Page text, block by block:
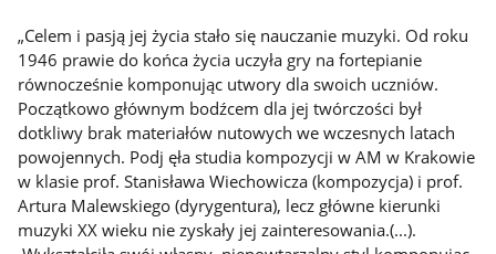
„Celem i pasją jej życia stało się nauczanie muzyki. Od roku
1946 prawie do końca życia uczyła gry na fortepianie
równocześnie komponując utwory dla swoich uczniów.
Początkowo głównym bodźcem dla jej twórczości był
dotkliwy brak materiałów nutowych we wczesnych latach
powojennych. Podj ęła studia kompozycji w AM w Krakowie
w klasie prof. Stanisława Wiechowicza (kompozycja) i prof.
Artura Malewskiego (dyrygentura), lecz główne kierunki
muzyki XX wieku nie zyskały jej zainteresowania.(...).